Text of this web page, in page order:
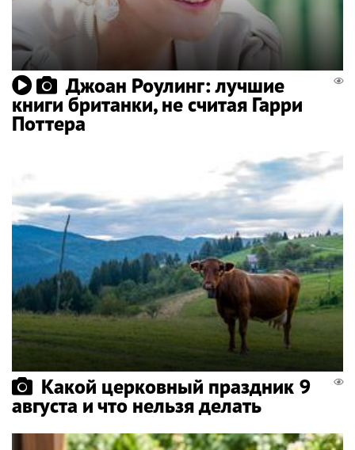
Джоан Роулинг: лучшие
книги британки, не считая Гарри
Поттера
Какой церковный праздник 9
августа и что нельзя делать